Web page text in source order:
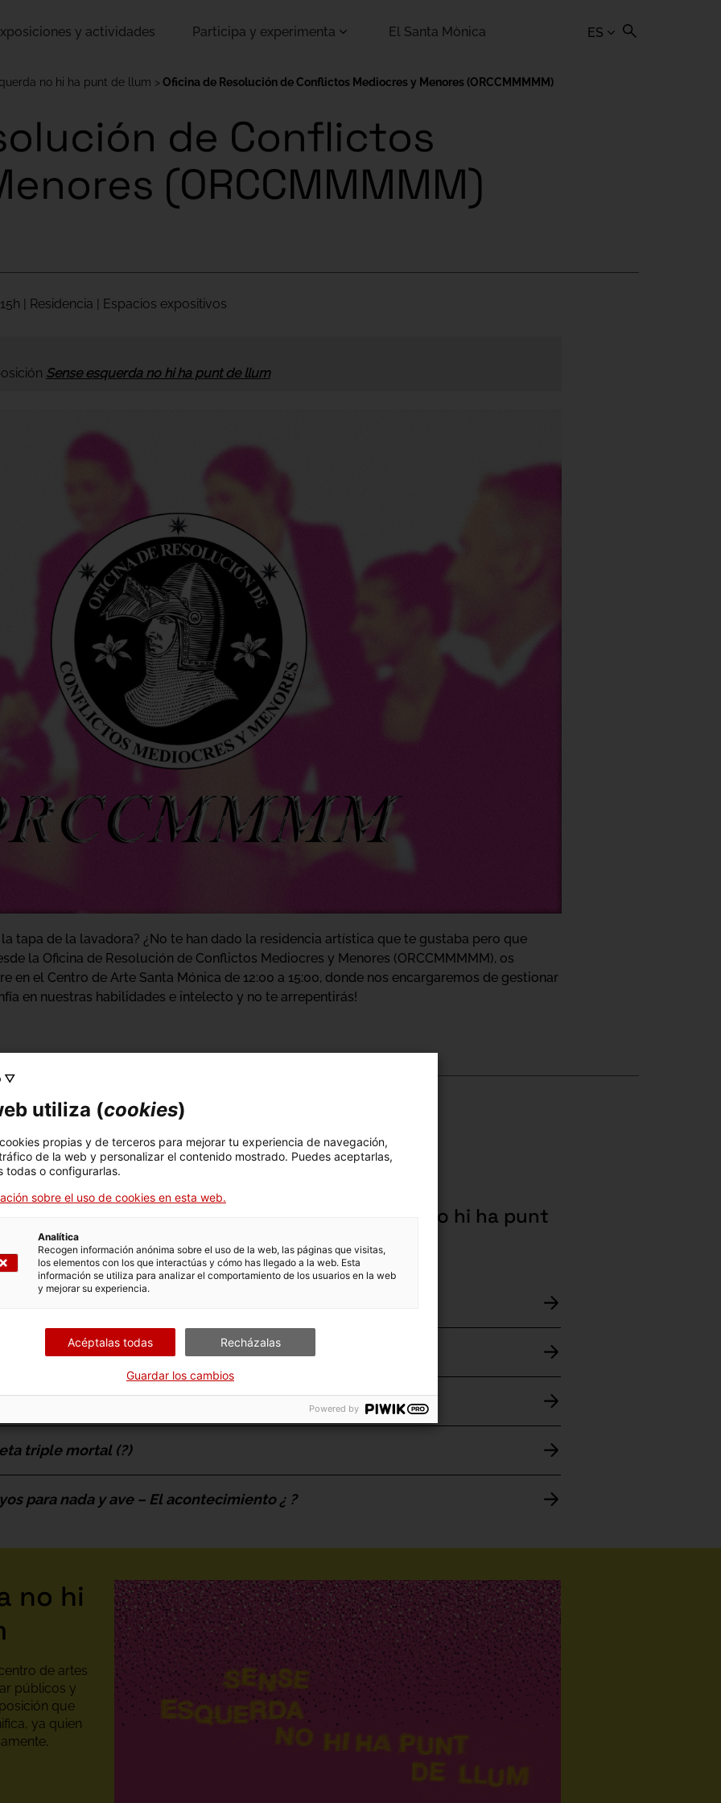
ES
y actividades Participa y experimenta El Santa Mònica
no hi ha punt de llum Oficina de Resolución de Conflictos Mediocres y Menores (ORCCMMMMM)
de Conflictos
(ORCCMMMMM)
| Residencia | Espacios expositivos
Sense esquerda no hi ha punt de llum
la tapa de la lavadora? ¿No te han dado la residencia artística que te gustaba pero que
la Oficina de Resolución de Conflictos Mediocres y Menores (ORCCMMMMM), os
en el Centro de Arte Santa Mónica de 12:00 a 15:00, donde nos encargaremos de gestionar
en nuestras habilidades e intelecto y no te arrepentirás!
las artistas residentes de "Sense esquerda no hi ha punt
de la prohibición
La plusvàlua de la representació
- Un rompecabezas dentro de otro rompecabezas
triple mortal (?)
para nada y ave – El acontecimiento ¿ ?
no hi
de artes
públicos y
que
ya quien
▽
utiliza (cookies)
propias y de terceros para mejorar tu experiencia de navegación,
de la web y personalizar el contenido mostrado. Puedes aceptarlas,
todas o configurarlas.
sobre el uso de cookies en esta web.
Analítica
Recogen información anónima sobre el uso de la web, las páginas que visitas,
los elementos con los que interactúas y cómo has llegado a la web. Esta
información se utiliza para analizar el comportamiento de los usuarios en la web
y mejorar su experiencia.
Acéptalas todas Recházalas
Guardar los cambios
Powered by